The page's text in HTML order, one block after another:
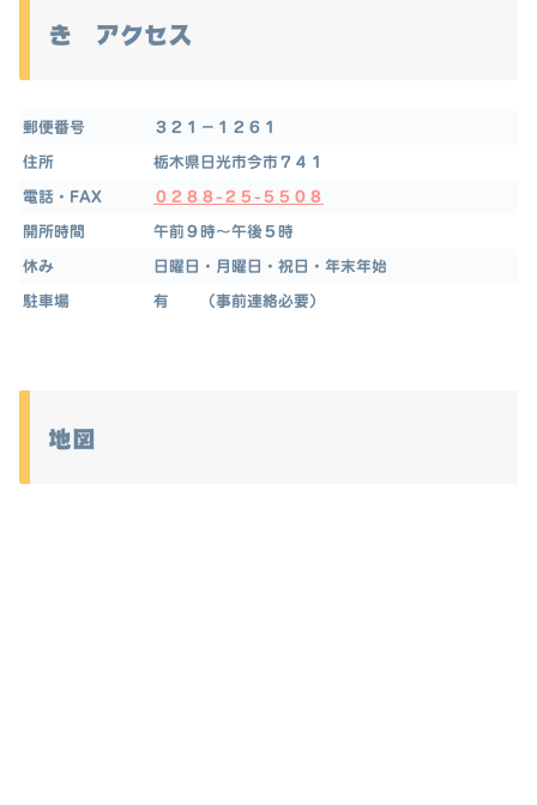
き アクセス
郵便番号 ３２１－１２６１
住所 栃木県日光市今市７４１
電話・FAX ０２８８-２５-５５０８
開所時間 午前９時～午後５時
休み 日曜日・月曜日・祝日・年末年始
駐車場 有 （事前連絡必要）
地図